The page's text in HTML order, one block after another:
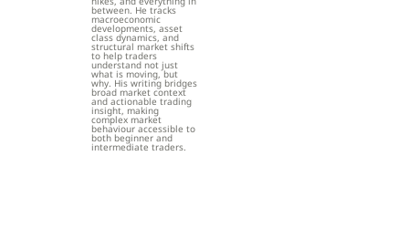
between. He tracks
macroeconomic
developments, asset
class dynamics, and
structural market shifts
to help traders
understand not just
what is moving, but
why. His writing bridges
broad market context
and actionable trading
insight, making
complex market
behaviour accessible to
both beginner and
intermediate traders.